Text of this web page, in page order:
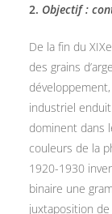
2. Objectif :
De la fin du
des grains
industriel
dominent dans
couleurs de la
1920-1930
binaire une
juxtaposition